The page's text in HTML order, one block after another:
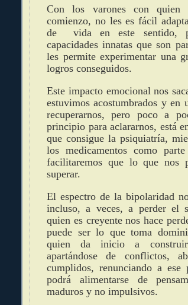
Con los varones con quien
comienzo, no les es fácil
de vida en este sentido,
capacidades innatas que son
les permite experimentar una
logros conseguidos.
Este impacto emocional nos
estuvimos acostumbrados y en
recuperarnos, pero poco a
principio para aclararnos, está
que consigue la psiquiatría,
los medicamentos como
facilitaremos que lo que nos
superar.
El espectro de la bipolaridad
incluso, a veces, a perder el
quien es creyente nos hace
puede ser lo que toma
quien da inicio a
apartándose de conflictos,
cumplidos, renunciando a ese
podrá alimentarse de
maduros y no impulsivos.